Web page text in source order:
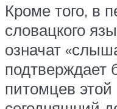
Кроме того, в
словацкого
означат
подтверждает
питомцев